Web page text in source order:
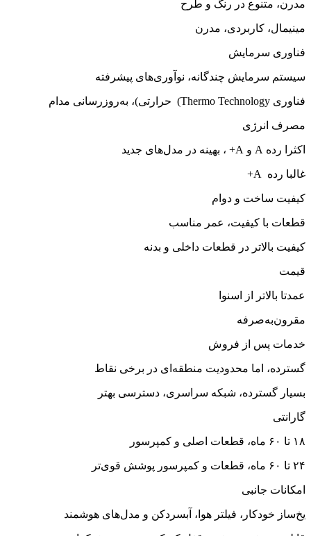
مدرن، متنوع در رنگ و طرح
مینیمال، کاربردی، مدرن
فناوری سرمایش
سیستم سرمایش چندگانه، نوآوری‌های پیشرفته
فناوری Thermo Technology) حرارتی)، به‌روزرسانی مدام
مصرف انرژی
اکثرا رده A و A+ ، بهینه در مدل‌های جدید
غالبا رده A+
کیفیت ساخت و دوام
قطعات با کیفیت، عمر مناسب
کیفیت بالاتر در قطعات داخلی و بدنه
قیمت
عمدتا بالاتر از اسنوا
مقرون‌به‌صرفه‌
خدمات پس از فروش
گسترده، اما محدودیت منطقه‌ای در برخی نقاط
بسیار گسترده، شبکه سراسری، دسترسی بهتر
گارانتی
۱۸ تا ۶۰ ماه، قطعات اصلی و کمپرسور
۲۴ تا ۶۰ ماه، قطعات و کمپرسور پوشش قوی‌تر
امکانات جانبی
یخ‌ساز خودکار، فیلتر هوا، آبسردکن و مدل‌های هوشمند